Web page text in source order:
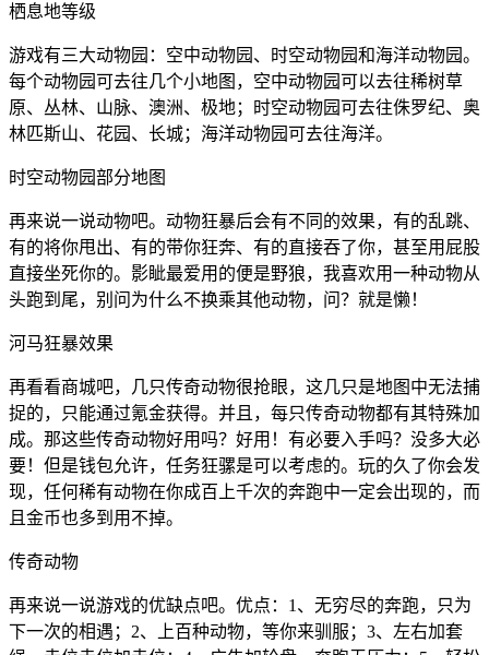
栖息地等级
游戏有三大动物园：空中动物园、时空动物园和海洋动物园。
每个动物园可去往几个小地图，空中动物园可以去往稀树草
原、丛林、山脉、澳洲、极地；时空动物园可去往侏罗纪、奥
林匹斯山、花园、长城；海洋动物园可去往海洋。
时空动物园部分地图
再来说一说动物吧。动物狂暴后会有不同的效果，有的乱跳、
有的将你甩出、有的带你狂奔、有的直接吞了你，甚至用屁股
直接坐死你的。影眦最爱用的便是野狼，我喜欢用一种动物从
头跑到尾，别问为什么不换乘其他动物，问？就是懒！
河马狂暴效果
再看看商城吧，几只传奇动物很抢眼，这几只是地图中无法捕
捉的，只能通过氪金获得。并且，每只传奇动物都有其特殊加
成。那这些传奇动物好用吗？好用！有必要入手吗？没多大必
要！但是钱包允许，任务狂骡是可以考虑的。玩的久了你会发
现，任何稀有动物在你成百上千次的奔跑中一定会出现的，而
且金币也多到用不掉。
传奇动物
再来说一说游戏的优缺点吧。优点：1、无穷尽的奔跑，只为
下一次的相遇；2、上百种动物，等你来驯服；3、左右加套